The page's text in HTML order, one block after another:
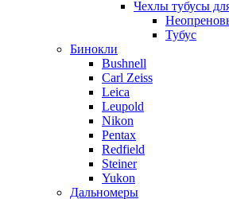
Чехлы тубусы
Тубус
Бинокли
Bushnell
Carl Zeiss
Leica
Leupold
Nikon
Pentax
Redfield
Steiner
Yukon
Дальномеры